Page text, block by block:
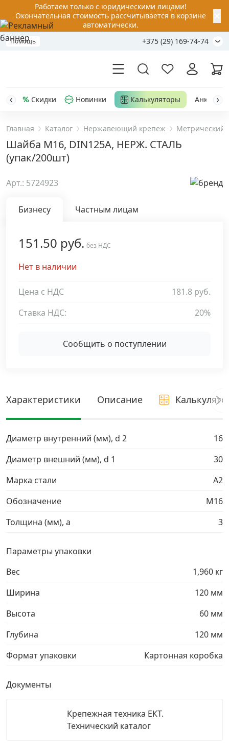
Работаем только с юридическими лицами!
Окончательная стоимость рассчитывается в корзине
автоматически.
Помощь +375 (29) 169-74-74
Акции
Распродажа
Уценка
Анкерная техника
Дюбельная техника
Хомуты и шуруп-шпильки
Грузовой крепеж
›
Электро и бензоинструмент, оборудование
Перфорированный крепеж ›
Скобяные изделия и мебельная фурнитура
Скидки Новинки Калькуляторы Анкер-
Главная Каталог Нержавеющий крепеж Метрический
Шайба М16, DIN125A, НЕРЖ. СТАЛЬ
(упак/200шт)
Арт.: 5724923
Бизнесу Частным лицам
151.50 руб. без НДС
Нет в наличии
Цена с НДС
181.8 руб.
Ставка НДС:
20%
Сообщить о поступлении
Характеристики Описание
Диаметр внутренний (мм), d 2
16
Диаметр внешний (мм), d 1
30
Марка стали
A2
Обозначение
М16
Толщина (мм), a
3
Параметры упаковки
Вес
1,960 кг
Ширина
120 мм
Высота
60 мм
Глубина
120 мм
Формат упаковки
Картонная коробка
Документы
Крепежная техника ЕКТ.
Технический каталог